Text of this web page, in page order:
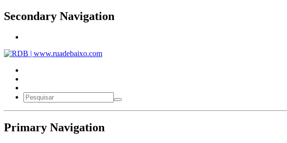
Secondary Navigation
Primary Navigation